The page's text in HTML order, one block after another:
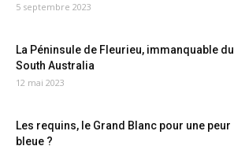
5 septembre 2023
La Péninsule de Fleurieu, immanquable du
South Australia
12 mai 2023
Les requins, le Grand Blanc pour une peur
bleue ?